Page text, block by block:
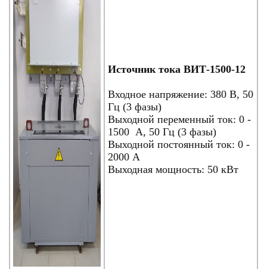
Источник тока ВИТ-1500-12
Входное напряжение: 380 В, 50
Гц (3 фазы)
Выходной переменный ток: 0 -
1500 А, 50 Гц (3 фазы)
Выходной постоянный ток: 0 -
2000 А
Выходная мощность: 50 кВт